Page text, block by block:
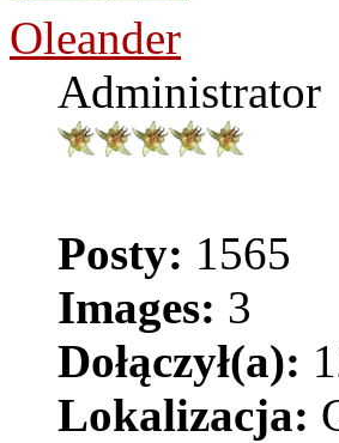
Oleander
Administrator
Posty: 1565
Images: 3
Dołączył(a):
Lokalizacja: